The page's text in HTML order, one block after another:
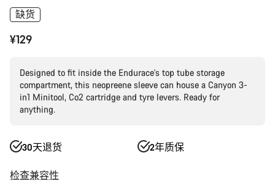
缺货
¥129
Designed to fit inside the Endurace's top tube storage
compartment, this neopreene sleeve can house a Canyon 3-
in1 Minitool, Co2 cartridge and tyre levers. Ready for
anything.
30天退货 2年质保
检查兼容性